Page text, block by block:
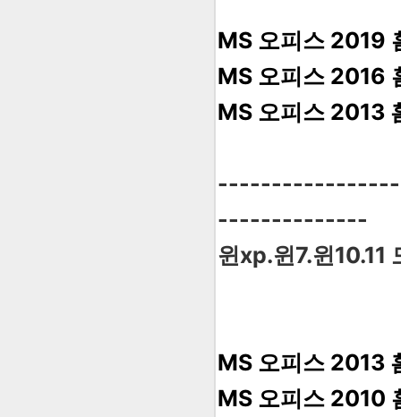
MS 오피스 2019
MS 오피스 2016
MS 오피스 2013
--------------
윈xp.윈7.윈10.11
MS 오피스 2013
MS 오피스 2010